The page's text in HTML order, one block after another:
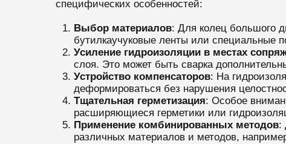
специфических особенностей:
Выбор материалов: Для колец большого
бутилкаучуковые ленты или специальные
Усиление гидроизоляции в местах
слоя. Это может быть сварка
Устройство компенсаторов: На
деформироваться без нарушения
Тщательная герметизация: Особое
расширяющиеся герметики или
Применение комбинированных методов:
различных материалов и методов,